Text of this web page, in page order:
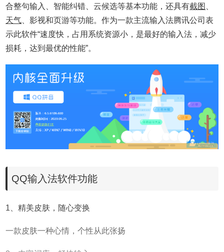
合整句输入、智能纠错、云候选等基本功能，还具有截图
天气 、影视和页游等功能。作为一款主流输入法腾讯公司表
示此软件“速度快，占用系统资源小，是最好的输入法，减少
损耗，达到最优的性能”。
QQ输入法软件功能
1、精美皮肤，随心变换
一款皮肤一种心情，个性从此张扬